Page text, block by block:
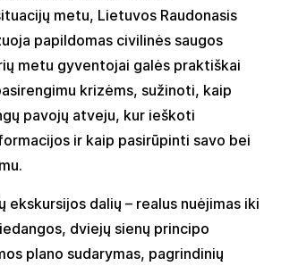
metu, Lietuvos Raudonasis
papildomas civilinės saugos
metu gyventojai galės praktiškai
krizėms, sužinoti, kaip
pavojų atveju, kur ieškoti
ir kaip pasirūpinti savo bei
ekskursijos dalių – realus nuėjimas iki
dviejų sienų principo
plano sudarymas, pagrindinių